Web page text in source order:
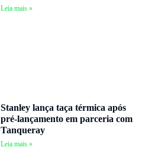
Leia mais »
Stanley lança taça térmica após
pré-lançamento em parceria com
Tanqueray
Leia mais »